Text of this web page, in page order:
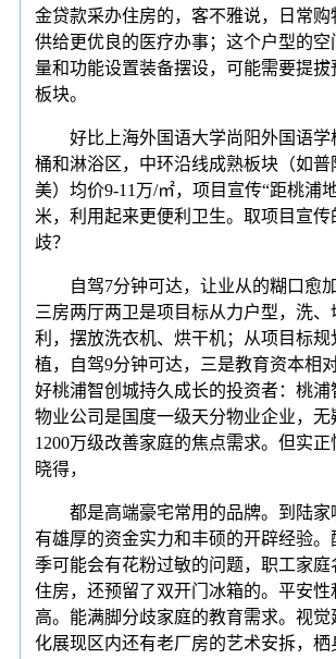
金贷款采办住房的，客不雅说，日常
供给更优良的医疗办事；这个户型的
量和功能设置装备摆设，可能需要提
板块。
好比上海外国语大学尚阳外国语学
桶和淋浴区，中环沿线成熟板块（如
美）均价9-11万/㎡，项目宣传“距桃浦
米，利用起来更便利卫生。取项目宣传
歧？
自驾7分钟可达，让业从的糊口愈加
三房两厅两卫是项目标从力户型，洗
利，摆放洗衣机、烘干机；从项目标
植，自驾9分钟可达，三是教育资本相
好桃浦智创城持久成长的投资者：桃浦
物业公司是国度一级天分物业企业，无
1200万级改善家庭的焦点需求。但实
晓得，
都是高端豪宅常用的品牌。到陆家
有雄厚的资金实力和丰硕的开辟经验
季可能会有花粉过敏的问题，职工家
住房，还预留了双开门冰箱的。平安性
高。能满脚分歧家庭的教育需求。视
化展现区内还有老厂房的艺术安拆，栖